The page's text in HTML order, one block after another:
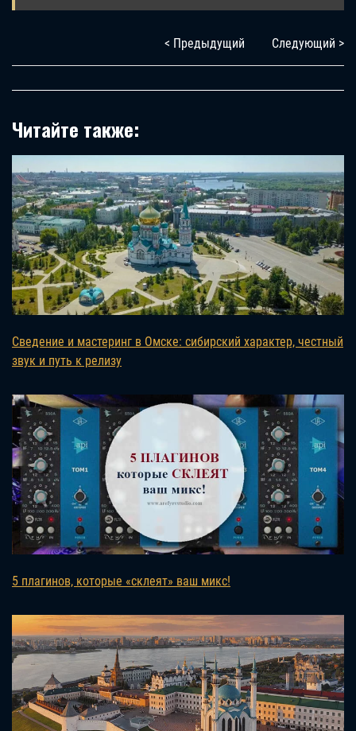
< Предыдущий Следующий >
Читайте также:
Сведение и мастеринг в Омске: сибирский характер, честный
звук и путь к релизу
5 плагинов, которые «склеят» ваш микс!